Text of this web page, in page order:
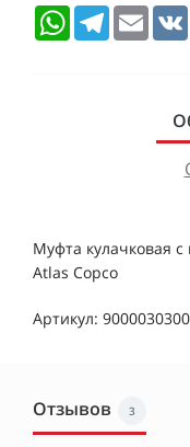
WhatsAppTelegramEmail
Муфта кулачковая
Atlas Copco
Артикул: 9000030300
Отзывов 3